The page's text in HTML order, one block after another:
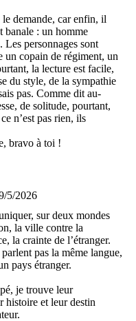
demande, car enfin, il
banale : un homme
Les personnages sont
un copain de régiment, un
la lecture est facile,
du style, de la sympathie
pas. Comme dit au-
de solitude, pourtant,
n’est pas rien, ils
bravo à toi !
5/2026
sur deux mondes
la ville contre la
la crainte de l’étranger.
pas la même langue,
pays étranger.
je trouve leur
histoire et leur destin